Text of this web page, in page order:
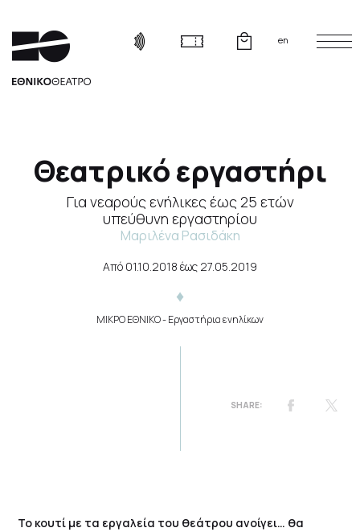
en
Θεατρικό εργαστήρι
Για νεαρούς ενήλικες έως 25 ετών
υπεύθυνη εργαστηρίου
Μαριλένα Ρασιδάκη
Από 01.10.2018 έως 27.05.2019
ΜΙΚΡΟ ΕΘΝΙΚΟ- Εργαστήρια ενηλίκων
Το κουτί με τα εργαλεία του θεάτρου ανοίγει… θα